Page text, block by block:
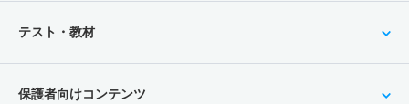
テスト・教材
保護者向けコンテンツ